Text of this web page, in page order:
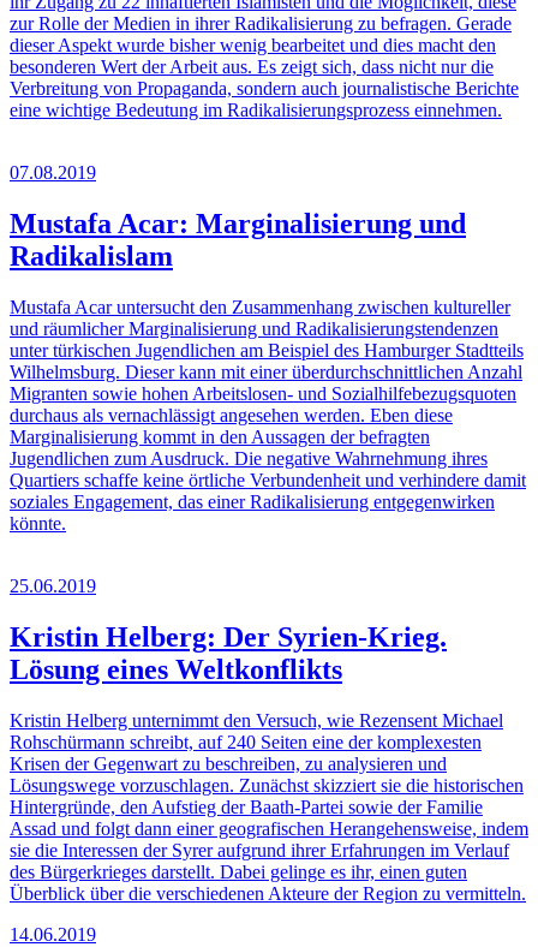
zur Rolle der Medien in ihrer Radikalisierung zu befragen. Gerade
dieser Aspekt wurde bisher wenig bearbeitet und dies macht den
besonderen Wert der Arbeit aus. Es zeigt sich, dass nicht nur die
Verbreitung von Propaganda, sondern auch journalistische Berichte
eine wichtige Bedeutung im Radikalisierungsprozess einnehmen.
07.08.2019
Mustafa Acar: Marginalisierung und
Radikalislam
Mustafa Acar untersucht den Zusammenhang zwischen kultureller
und räumlicher Marginalisierung und Radikalisierungstendenzen
unter türkischen Jugendlichen am Beispiel des Hamburger Stadtteils
Wilhelmsburg. Dieser kann mit einer überdurchschnittlichen Anzahl
Migranten sowie hohen Arbeitslosen- und Sozialhilfebezugsquoten
durchaus als vernachlässigt angesehen werden. Eben diese
Marginalisierung kommt in den Aussagen der befragten
Jugendlichen zum Ausdruck. Die negative Wahrnehmung ihres
Quartiers schaffe keine örtliche Verbundenheit und verhindere damit
soziales Engagement, das einer Radikalisierung entgegenwirken
könnte.
25.06.2019
Kristin Helberg: Der Syrien-Krieg.
Lösung eines Weltkonflikts
Kristin Helberg unternimmt den Versuch, wie Rezensent Michael
Rohschürmann schreibt, auf 240 Seiten eine der komplexesten
Krisen der Gegenwart zu beschreiben, zu analysieren und
Lösungswege vorzuschlagen. Zunächst skizziert sie die historischen
Hintergründe, den Aufstieg der Baath-Partei sowie der Familie
Assad und folgt dann einer geografischen Herangehensweise, indem
sie die Interessen der Syrer aufgrund ihrer Erfahrungen im Verlauf
des Bürgerkrieges darstellt. Dabei gelinge es ihr, einen guten
Überblick über die verschiedenen Akteure der Region zu vermitteln.
14.06.2019